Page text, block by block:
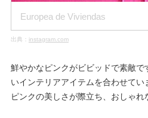
Europea de Viviendas
出典： instagram.com
鮮やかなピンクがビビッドで素敵
いインテリアアイテムを合わせて
ピンクの美しさが際立ち、おしゃれ